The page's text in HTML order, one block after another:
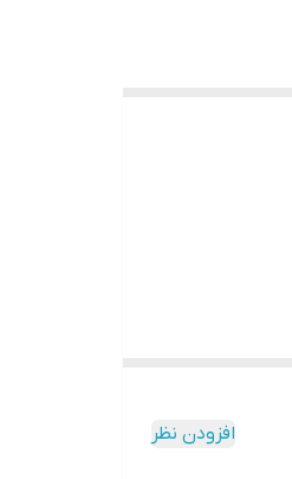
افزودن نظر